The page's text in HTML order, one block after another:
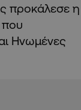
προκάλεσε η
που
Ηνωμένες